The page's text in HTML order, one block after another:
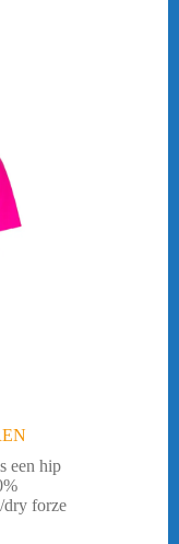
een hip
dry forze